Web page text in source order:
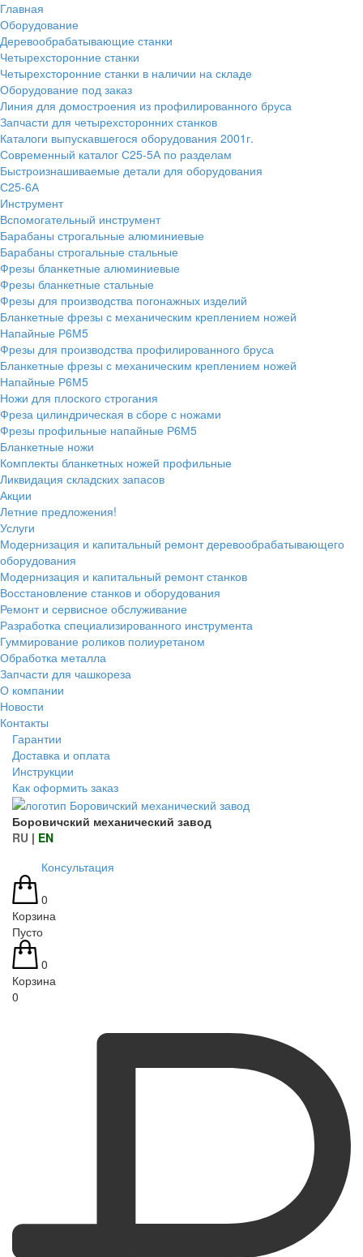
Главная
Оборудование
Деревообрабатывающие станки
Четырехсторонние станки
Четырехсторонние станки в наличии на складе
Оборудование под заказ
Линия для домостроения из профилированного бруса
Запчасти для четырехсторонних станков
Каталоги выпускавшегося оборудования 2001г.
Современный каталог С25-5А по разделам
Быстроизнашиваемые детали для оборудования
С25-6А
Инструмент
Вспомогательный инструмент
Барабаны строгальные алюминиевые
Барабаны строгальные стальные
Фрезы бланкетные алюминиевые
Фрезы бланкетные стальные
Фрезы для производства погонажных изделий
Бланкетные фрезы с механическим креплением ножей
Напайные Р6М5
Фрезы для производства профилированного бруса
Бланкетные фрезы с механическим креплением ножей
Напайные Р6М5
Ножи для плоского строгания
Фреза цилиндрическая в сборе с ножами
Фрезы профильные напайные Р6М5
Бланкетные ножи
Комплекты бланкетных ножей профильные
Ликвидация складских запасов
Акции
Летние предложения!
Услуги
Модернизация и капитальный ремонт деревообрабатывающего
оборудования
Модернизация и капитальный ремонт станков
Восстановление станков и оборудования
Ремонт и сервисное обслуживание
Разработка специализированного инструмента
Гуммирование роликов полиуретаном
Обработка металла
Запчасти для чашкореза
О компании
Новости
Контакты
Гарантии
Доставка и оплата
Инструкции
Как оформить заказ
Боровичский механический завод
RU | EN
Консультация
0
Корзина
Пусто
0
Корзина
0